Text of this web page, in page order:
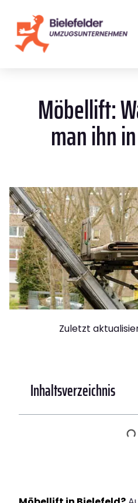
Möbellift:
man ihn
Zuletzt
Inhaltsverzeichnis